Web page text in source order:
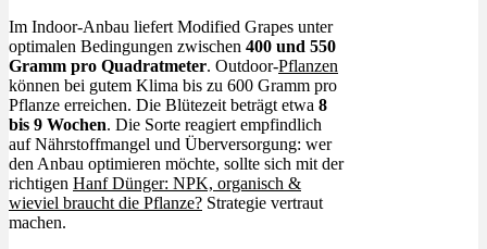
Im Indoor-Anbau liefert Modified Grapes unter
optimalen Bedingungen zwischen 400 und 550
Gramm pro Quadratmeter. Outdoor-Pflanzen
können bei gutem Klima bis zu 600 Gramm pro
Pflanze erreichen. Die Blütezeit beträgt etwa 8
bis 9 Wochen. Die Sorte reagiert empfindlich
auf Nährstoffmangel und Überversorgung: wer
den Anbau optimieren möchte, sollte sich mit der
richtigen Hanf Dünger: NPK, organisch &
wieviel braucht die Pflanze? Strategie vertraut
machen.